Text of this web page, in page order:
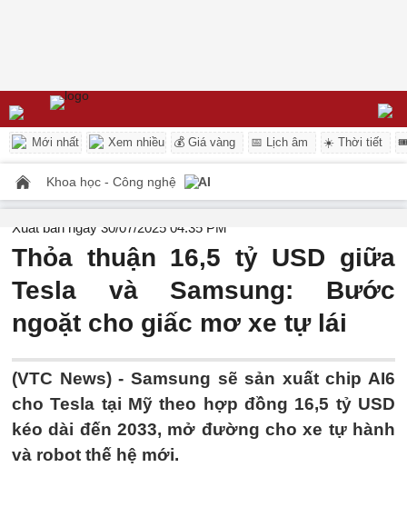
Mới nhất Xem nhiều 💰 Giá vàng 📅 Lịch âm ☀️ Thời tiết
Khoa học - Công nghệ AI
Xuất bản ngày 30/07/2025 04:35 PM
Thỏa thuận 16,5 tỷ USD giữa
Tesla và Samsung: Bước
ngoặt cho giấc mơ xe tự lái
(VTC News) - Samsung sẽ sản xuất chip AI6
cho Tesla tại Mỹ theo hợp đồng 16,5 tỷ USD
kéo dài đến 2033, mở đường cho xe tự hành
và robot thế hệ mới.